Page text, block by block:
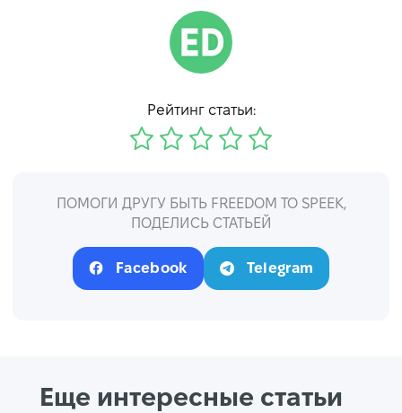
Рейтинг статьи:
ПОМОГИ ДРУГУ БЫТЬ FREEDOM TO SPEEK,
ПОДЕЛИСЬ СТАТЬЕЙ
Facebook Telegram
Еще интересные статьи